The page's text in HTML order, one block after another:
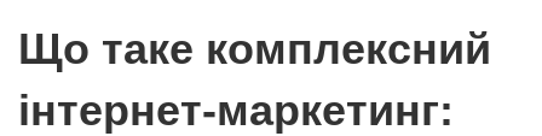
Що таке комплексний
інтернет-маркетинг: